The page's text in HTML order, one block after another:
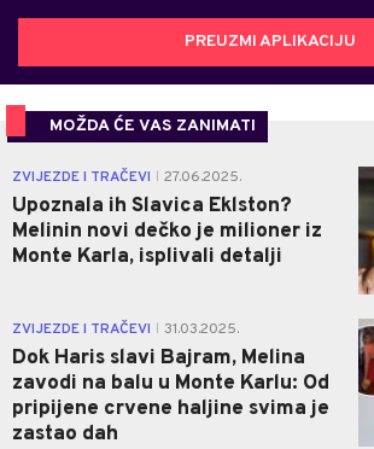
PREUZMI APLIKACIJU
MOŽDA ĆE VAS ZANIMATI
ZVIJEZDE I TRAČEVI 27.06.2025.
Upoznala ih Slavica Eklston?
Melinin novi dečko je milioner iz
Monte Karla, isplivali detalji
ZVIJEZDE I TRAČEVI 31.03.2025.
Dok Haris slavi Bajram, Melina
zavodi na balu u Monte Karlu: Od
pripijene crvene haljine svima je
zastao dah